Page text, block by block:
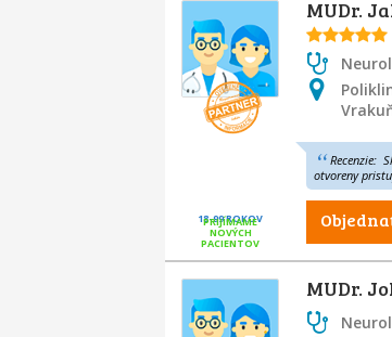
18-99 ROKOV
PRIJÍMAME
NOVÝCH
PACIENTOV
MUDr.
Recenzie:
otvoreny
MUDr.